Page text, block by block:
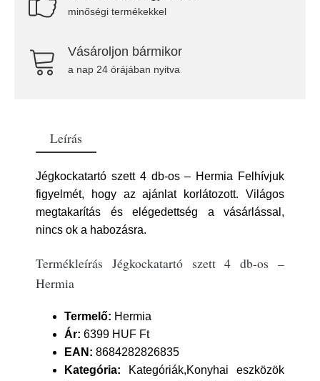
minőségi termékekkel
Vásároljon bármikor
a nap 24 órájában nyitva
Leírás
Jégkockatartó szett 4 db-os – Hermia Felhívjuk
figyelmét, hogy az ajánlat korlátozott. Világos
megtakarítás és elégedettség a vásárlással,
nincs ok a habozásra.
Termékleírás Jégkockatartó szett 4 db-os –
Hermia
Termelő: Hermia
Ár: 6399 HUF Ft
EAN: 8684282826835
Kategória: Kategóriák,Konyhai eszközök